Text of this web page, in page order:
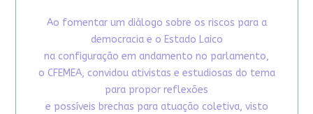
Ao fomentar um diálogo sobre os riscos para a
democracia e o Estado Laico
na configuração em andamento no parlamento,
o CFEMEA, convidou ativistas e estudiosas do tema
para propor reflexões
e possíveis brechas para atuação coletiva, visto